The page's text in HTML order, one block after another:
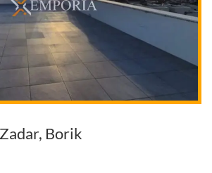
Borik